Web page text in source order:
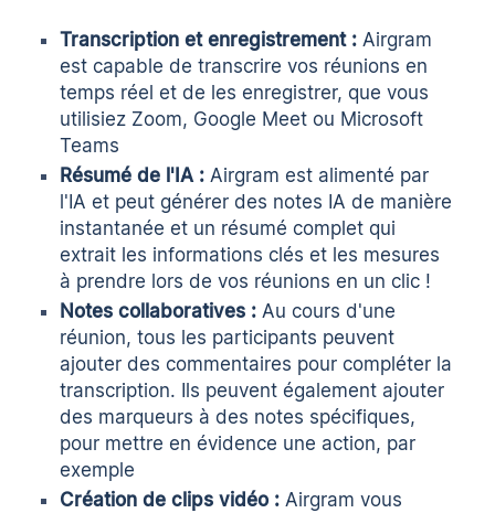
Transcription et enregistrement : Airgram
est capable detranscrire vos réunions en
temps réel et de les enregistrer, que vous
utilisiez Zoom, Google Meet ou Microsoft
Teams
Résumé de l'IA : Airgram est alimenté par
l'IA et peut générer des notes IA de manière
instantanée et un résumé complet qui
extrait les informations clés et les mesures
à prendre lors de vos réunions en un clic !
Notes collaboratives :Au cours d'une
réunion, tous les participants peuvent
ajouter des commentaires pour compléter la
transcription. Ils peuvent également ajouter
des marqueurs à des notes spécifiques,
pour mettre en évidence une action, par
exemple
Création de clips vidéo : Airgram vous